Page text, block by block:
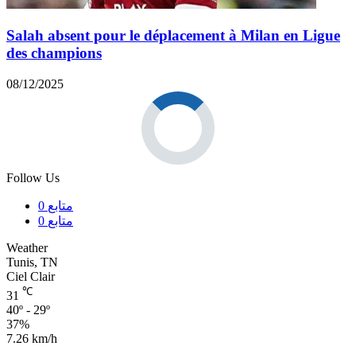
Salah absent pour le déplacement à Milan en Ligue
des champions
08/12/2025
Follow Us
0 متابع
0 متابع
Weather
Tunis, TN
Ciel Clair
31 ℃
40º - 29º
37%
7.26 km/h